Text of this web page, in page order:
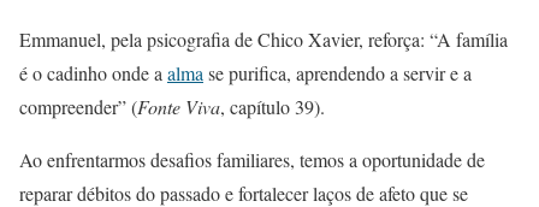
Emmanuel, pela psicografia de Chico Xavier, reforça: “A família
é o cadinho onde a alma se purifica, aprendendo a servir e a
compreender” (Fonte Viva, capítulo 39).
Ao enfrentarmos desafios familiares, temos a oportunidade de
reparar débitos do passado e fortalecer laços de afeto que se